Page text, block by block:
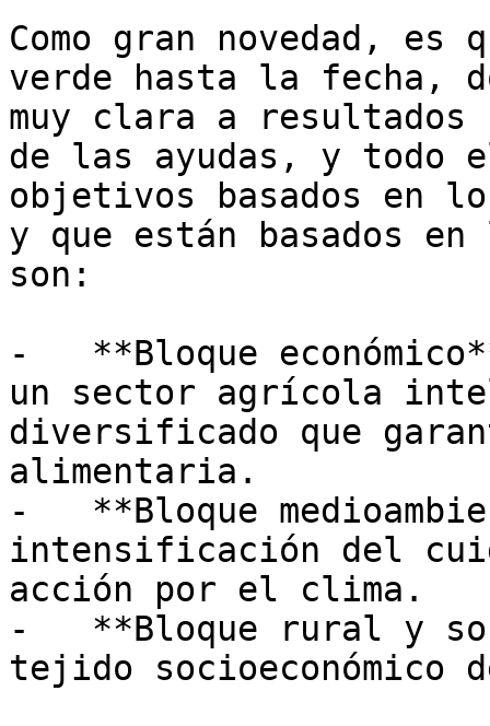
Como gran novedad, es
verde hasta la fecha,
muy clara a
de las ayudas, y todo
objetivos basados en
y que están basados
son:
-   **Bloque
un sector agrícola
diversificado que
alimentaria.
-   **Bloque
intensificación del
acción por el clima.
-   **Bloque rural y
tejido socioeconómico